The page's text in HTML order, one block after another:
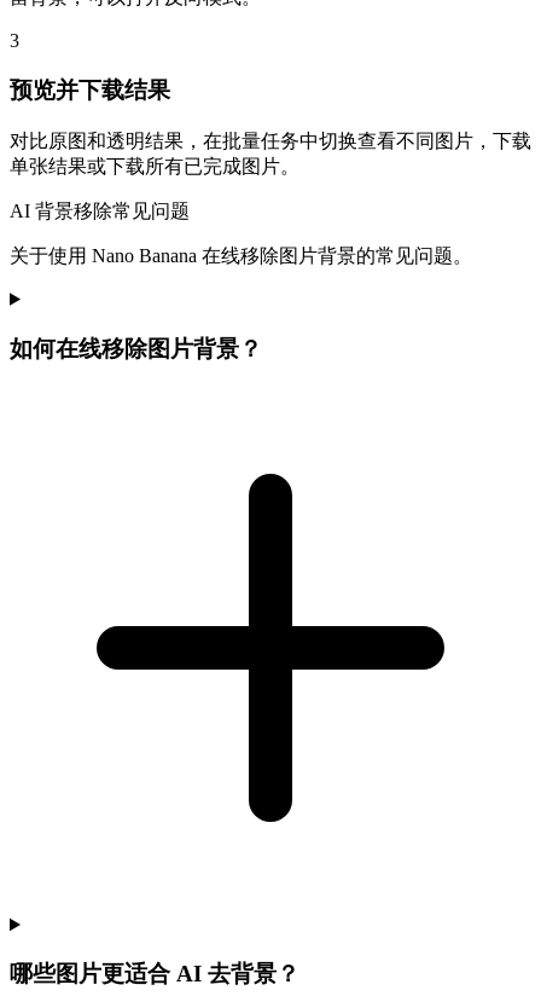
3
预览并下载结果
对比原图和透明结果，在批量任务中切换查看不同图片，下载
单张结果或下载所有已完成图片。
AI 背景移除常见问题
关于使用 Nano Banana 在线移除图片背景的常见问题。
如何在线移除图片背景？
哪些图片更适合 AI 去背景？